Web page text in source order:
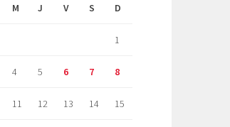
M J V S D
1
4 5 6 7 8
11 12 13 14 15